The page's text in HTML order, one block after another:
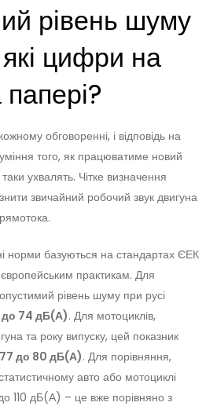
рівень шуму
цифри на
обговоренні, і відповідь на
того, як працюватиме новий
ухвалять. Чітке визначення
звичайний робочий звук двигуна
норми базуються на стандартах ЄЕК
практикам. Для
рівень шуму при русі
до 74 дБ(А). Для мотоциклів,
та року випуску, цей показник
77 до 80 дБ(А). Для порівняння,
авто або мотоциклі
110 дБ(А) – це вже порівняно з